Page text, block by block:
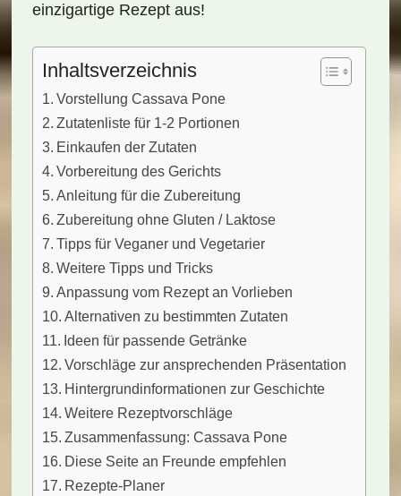
einzigartige Rezept aus!
Inhaltsverzeichnis
Vorstellung Cassava Pone
Zutatenliste für 1-2 Portionen
Einkaufen der Zutaten
Vorbereitung des Gerichts
Anleitung für die Zubereitung
Zubereitung ohne Gluten / Laktose
Tipps für Veganer und Vegetarier
Weitere Tipps und Tricks
Anpassung vom Rezept an Vorlieben
Alternativen zu bestimmten Zutaten
Ideen für passende Getränke
Vorschläge zur ansprechenden Präsentation
Hintergrundinformationen zur Geschichte
Weitere Rezeptvorschläge
Zusammenfassung: Cassava Pone
Diese Seite an Freunde empfehlen
Rezepte-Planer